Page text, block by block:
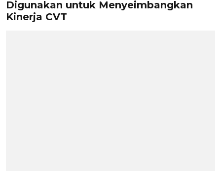
Digunakan untuk Menyeimbangkan
Kinerja CVT